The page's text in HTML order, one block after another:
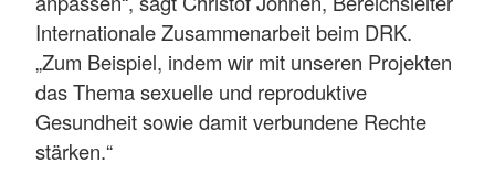
Internationale Zusammenarbeit beim DRK.
„Zum Beispiel, indem wir mit unseren Projekten
das Thema sexuelle und reproduktive
Gesundheit sowie damit verbundene Rechte
stärken.“